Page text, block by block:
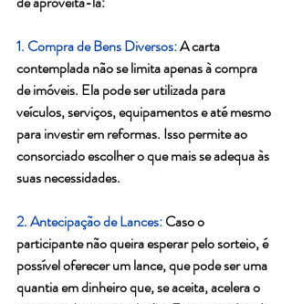
1. Compra de Bens Diversos: A carta
contemplada não se limita apenas à compra
de imóveis. Ela pode ser utilizada para
veículos, serviços, equipamentos e até mesmo
para investir em reformas. Isso permite ao
consorciado escolher o que mais se adequa às
suas necessidades.
2. Antecipação de Lances: Caso o
participante não queira esperar pelo sorteio, é
possível oferecer um lance, que pode ser uma
quantia em dinheiro que, se aceita, acelera o